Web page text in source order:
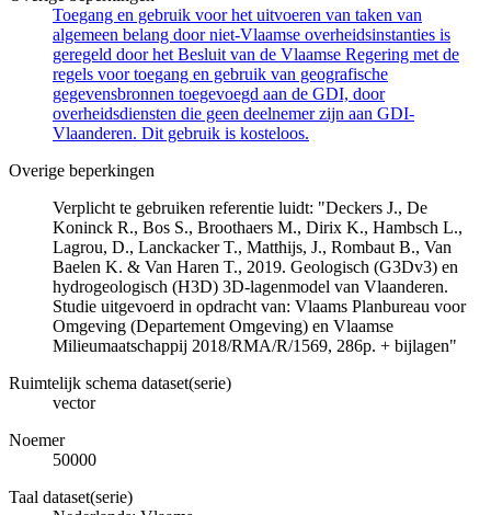
Toegang en gebruik voor het uitvoeren van taken van
algemeen belang door niet-Vlaamse overheidsinstanties is
geregeld door het Besluit van de Vlaamse Regering met de
regels voor toegang en gebruik van geografische
gegevensbronnen toegevoegd aan de GDI, door
overheidsdiensten die geen deelnemer zijn aan GDI-
Vlaanderen. Dit gebruik is kosteloos.
Overige beperkingen
Verplicht te gebruiken referentie luidt: "Deckers J., De
Koninck R., Bos S., Broothaers M., Dirix K., Hambsch L.,
Lagrou, D., Lanckacker T., Matthijs, J., Rombaut B., Van
Baelen K. & Van Haren T., 2019. Geologisch (G3Dv3) en
hydrogeologisch (H3D) 3D-lagenmodel van Vlaanderen.
Studie uitgevoerd in opdracht van: Vlaams Planbureau voor
Omgeving (Departement Omgeving) en Vlaamse
Milieumaatschappij 2018/RMA/R/1569, 286p. + bijlagen"
Ruimtelijk schema dataset(serie)
vector
Noemer
50000
Taal dataset(serie)